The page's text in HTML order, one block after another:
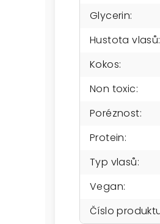
Glycerin:
Hustota vlasů:
Kokos:
Non toxic:
Poréznost:
Protein:
Typ vlasů:
Vegan:
Číslo